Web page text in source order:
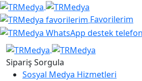
Favorilerim
Sipariş Sorgula
Sosyal Medya Hizmetleri